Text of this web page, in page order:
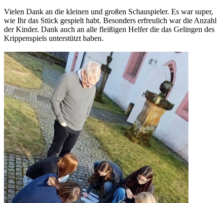
Vielen Dank an die kleinen und großen Schauspieler. Es war super,
wie Ihr das Stück gespielt habt. Besonders erfreulich war die Anzahl
der Kinder. Dank auch an alle fleißigen Helfer die das Gelingen des
Krippenspiels unterstützt haben.